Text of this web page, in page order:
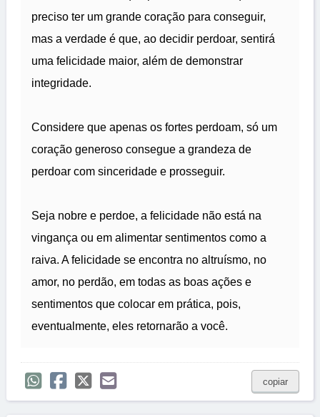
preciso ter um grande coração para conseguir,
mas a verdade é que, ao decidir perdoar, sentirá
uma felicidade maior, além de demonstrar
integridade.
Considere que apenas os fortes perdoam, só um
coração generoso consegue a grandeza de
perdoar com sinceridade e prosseguir.
Seja nobre e perdoe, a felicidade não está na
vingança ou em alimentar sentimentos como a
raiva. A felicidade se encontra no altruísmo, no
amor, no perdão, em todas as boas ações e
sentimentos que colocar em prática, pois,
eventualmente, eles retornarão a você.
copiar